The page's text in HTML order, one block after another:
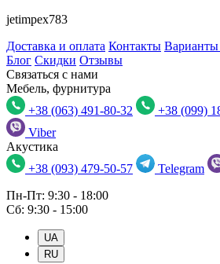
jetimpex783
Доставка и оплата Контакты Варианты
Блог Скидки Отзывы
Связаться с нами
Мебель, фурнитура
+38 (063) 491-80-32
+38 (099)
Viber
Акустика
+38 (093) 479-50-57
Telegram
Пн-Пт: 9:30 - 18:00
Сб: 9:30 - 15:00
UA
RU